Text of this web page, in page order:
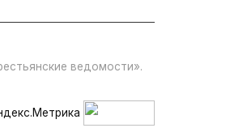
ведомости».